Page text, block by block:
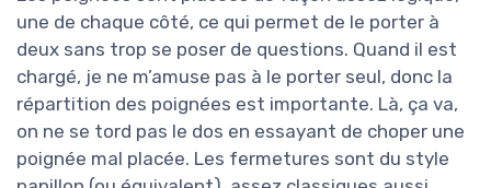
une de chaque côté, ce qui permet de le porter à
deux sans trop se poser de questions. Quand il est
chargé, je ne m’amuse pas à le porter seul, donc la
répartition des poignées est importante. Là, ça va,
on ne se tord pas le dos en essayant de choper une
poignée mal placée. Les fermetures sont du style